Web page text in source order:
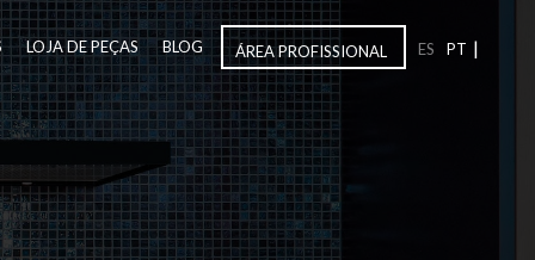
LOJA DE PEÇAS BLOG ÁREA PROFISSIONAL ES PT |